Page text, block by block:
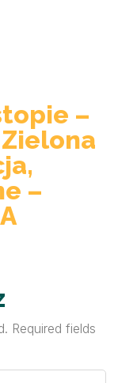
–
–
Required fields